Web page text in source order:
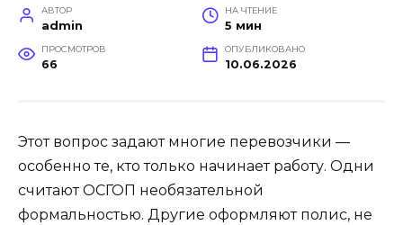
АВТОР
admin
НА ЧТЕНИЕ
5 мин
ПРОСМОТРОВ
66
ОПУБЛИКОВАНО
10.06.2026
Этот вопрос задают многие перевозчики —
особенно те, кто только начинает работу. Одни
считают ОСГОП необязательной
формальностью. Другие оформляют полис, не